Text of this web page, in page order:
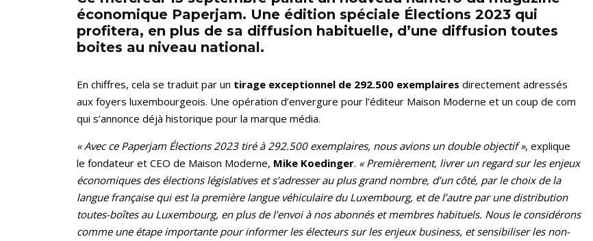
économique Paperjam. Une édition spéciale Élections 2023 qui
profitera, en plus de sa diffusion habituelle, d’une diffusion toutes
boites au niveau national.
En chiffres, cela se traduit par un tirage exceptionnel de 292.500 exemplaires directement adressés
aux foyers luxembourgeois. Une opération d’envergure pour l’éditeur Maison Moderne et un coup de com
qui s’annonce déjà historique pour la marque média.
« Avec ce Paperjam Élections 2023 tiré à 292.500 exemplaires, nous avions un double objectif », explique
le fondateur et CEO de Maison Moderne, Mike Koedinger. « Premièrement, livrer un regard sur les enjeux
économiques des élections législatives et s’adresser au plus grand nombre, d’un côté, par le choix de la
langue française qui est la première langue véhiculaire du Luxembourg, et de l’autre par une distribution
toutes-boîtes au Luxembourg, en plus de l’envoi à nos abonnés et membres habituels. Nous le considérons
comme une étape importante pour informer les électeurs sur les enjeux business, et sensibiliser les non-